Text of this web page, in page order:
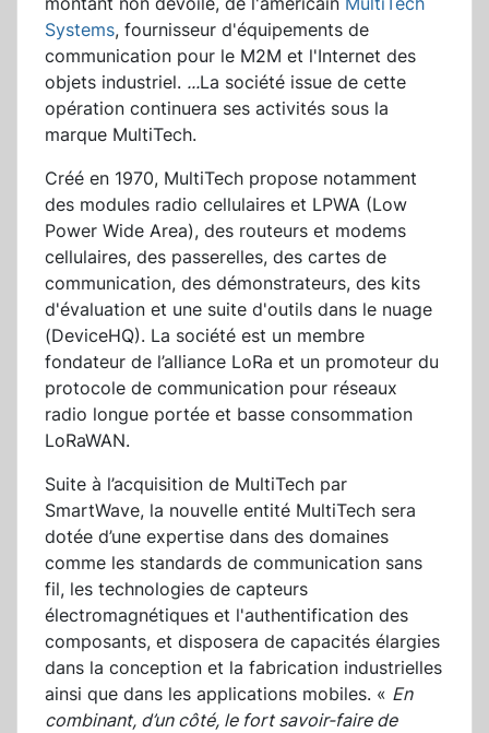
Systems, fournisseur d'équipements de
communication pour le M2M et l'Internet des
objets industriel. ...La société issue de cette
opération continuera ses activités sous la
marque MultiTech.
Créé en 1970, MultiTech propose notamment
des modules radio cellulaires et LPWA (Low
Power Wide Area), des routeurs et modems
cellulaires, des passerelles, des cartes de
communication, des démonstrateurs, des kits
d'évaluation et une suite d'outils dans le nuage
(DeviceHQ). La société est un membre
fondateur de l’alliance LoRa et un promoteur du
protocole de communication pour réseaux
radio longue portée et basse consommation
LoRaWAN.
Suite à l’acquisition de MultiTech par
SmartWave, la nouvelle entité MultiTech sera
dotée d’une expertise dans des domaines
comme les standards de communication sans
fil, les technologies de capteurs
électromagnétiques et l'authentification des
composants, et disposera de capacités élargies
dans la conception et la fabrication industrielles
ainsi que dans les applications mobiles. « En
combinant, d’un côté, le fort savoir-faire de